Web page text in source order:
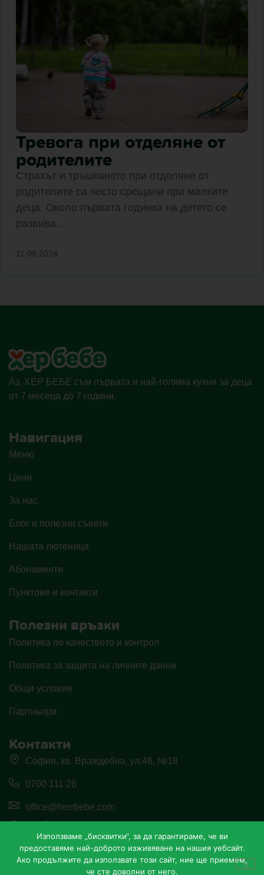
Тревога при отделяне от
родителите
Страхът и тръшкането при отделяне от
родителите са често срещани при малките
деца. Около първата годинка на детето се
развива…
11.09.2024
Аз, ХЕР БЕБЕ съм първата и най-голяма кухня за деца
от 7 месеца до 7 години.
Навигация
Меню
Цени
За нас
Блог и полезни съвети
Нашата лютеница
Абонаменти
Пунктове и контакти
Полезни връзки
Политика по качеството и контрол
Политика за защита на личните данни
Общи условия
Партньори
Контакти
София, кв. Враждебна, ул.46, №18
0700 111 26
office@herrbebe.com
Използваме „бисквитки“, за да гарантираме, че ви
предоставяме най-доброто изживяване на нашия уебсайт.
Ако продължите да използвате този сайт, ние ще приемем,
че сте доволни от него.